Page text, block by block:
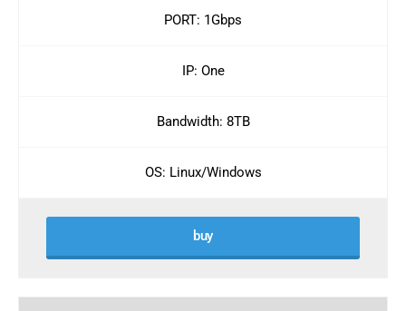
PORT: 1Gbps
IP: One
Bandwidth: 8TB
OS: Linux/Windows
buy